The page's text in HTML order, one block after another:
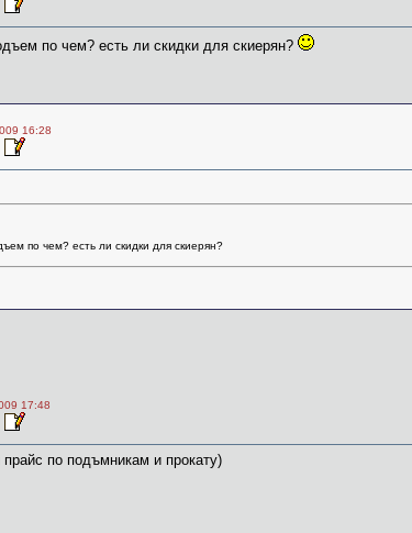
по чем? есть ли скидки для скиерян?
16:28
по чем? есть ли скидки для скиерян?
17:48
по подъмникам и прокату)